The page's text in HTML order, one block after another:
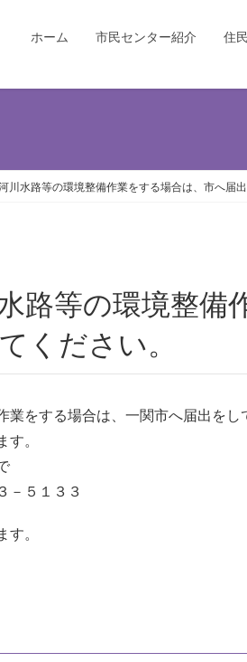
ホーム 市民センター紹介 住
川水路等の環境整備作業をする場合は、市へ届出
ください。
をする場合は、一関市へ届出をし
す。
５１３３
す。